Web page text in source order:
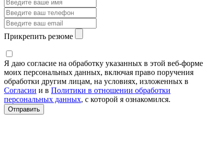
Прикрепить резюме
Я даю согласие на обработку указанных в этой веб-форме
моих персональных данных, включая право поручения
обработки другим лицам, на условиях, изложенных в
Согласии и в Политики в отношении обработки
персональных данных, с которой я ознакомился.